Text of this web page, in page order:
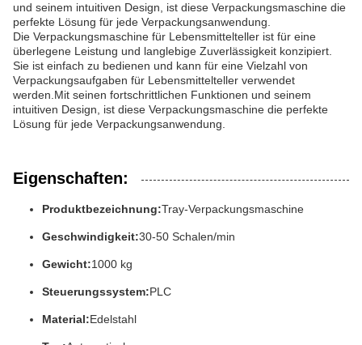
und seinem intuitiven Design, ist diese Verpackungsmaschine die
perfekte Lösung für jede Verpackungsanwendung.
Die Verpackungsmaschine für Lebensmittelteller ist für eine
überlegene Leistung und langlebige Zuverlässigkeit konzipiert.
Sie ist einfach zu bedienen und kann für eine Vielzahl von
Verpackungsaufgaben für Lebensmittelteller verwendet
werden.Mit seinen fortschrittlichen Funktionen und seinem
intuitiven Design, ist diese Verpackungsmaschine die perfekte
Lösung für jede Verpackungsanwendung.
Eigenschaften:
Produktbezeichnung:Tray-Verpackungsmaschine
Geschwindigkeit:30-50 Schalen/min
Gewicht:1000 kg
Steuerungssystem:PLC
Material:Edelstahl